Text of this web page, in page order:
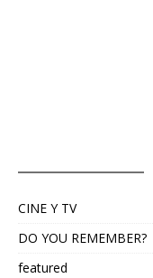
CINE Y TV
DO YOU REMEMBER?
featured